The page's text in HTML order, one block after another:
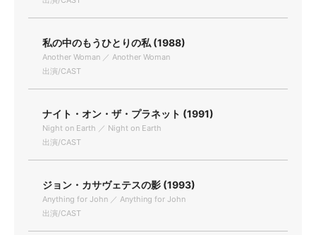
私の中のもうひとりの私 (1988)
Another Woman ／ Another Woman
出演/CAST
ナイト・オン・ザ・プラネット (1991)
Night on Earth ／ Night on Earth
出演/CAST
ジョン・カサヴェテスの影 (1993)
Anything for John ／ Anything for John
出演/CAST